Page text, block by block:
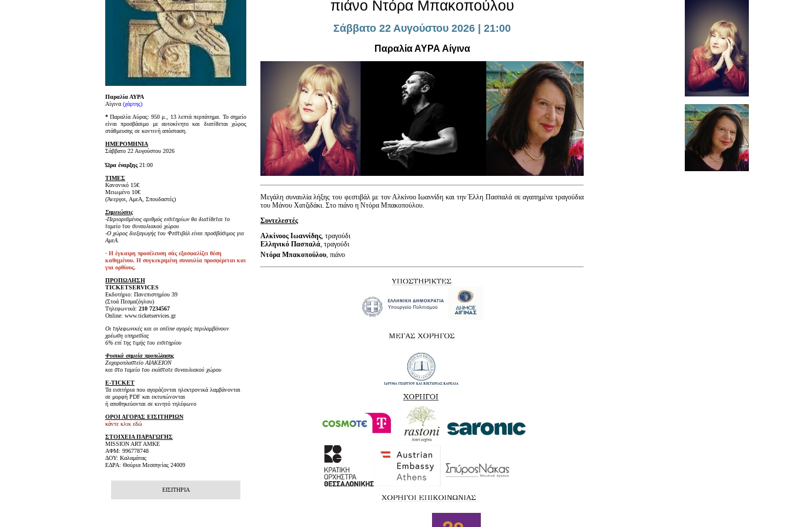
Είσοδος διαχειριστή
πιάνο Ντόρα Μπακοπούλου
Σάββατο 22 Αυγούστου 2026 | 21:00
Παραλία ΑΥΡΑ Αίγινα
Μεγάλη συναυλία λήξης του φεστιβάλ με τον Αλκίνοο Ιωαννίδη και την Έλλη Πασπαλά σε αγαπημένα τραγούδια
του Μάνου Χατζιδάκι. Στο πιάνο η Ντόρα Μπακοπούλου.
Συντελεστές
Αλκίνοος Ιωαννίδης, τραγούδι
Ελληνικό Πασπαλά, τραγούδι
Ντόρα Μπακοπούλου, πιάνο
Παραλία ΑΥΡΑ
Αίγινα (χάρτης)
*Παραλία Αύρας: 950 μ., 13 λεπτά περπάτημα. Το σημείο
είναι προσβάσιμο με αυτοκίνητο και διατίθεται χώρος
στάθμευσης σε κοντινή απόσταση.
ΗΜΕΡΟΜΗΝΙΑ
Σάββατο 22 Αυγούστου 2026
Ώρα έναρξης 21:00
ΤΙΜΕΣ
Κανονικό 15€
Μειωμένο 10€
(Άνεργοι, ΑμεΑ, Σπουδαστές)
Σημειώσεις
-Περιορισμένος αριθμός εισιτηρίων θα διατίθεται το
ταμείο του συναυλιακού χώρου
-Ο χώρος διεξαγωγής του Φεστιβάλ είναι προσβάσιμος για
ΑμεΑ.
- Η έγκαιρη προσέλευση σάς εξασφαλίζει θέση
καθημένου. Η συγκεκριμένη συναυλία προσφέρεται και
για ορθίους.
ΠΡΟΠΩΛΗΣΗ
TICKETSERVICES
Εκδοτήριο: Πανεπιστημίου 39
(Στοά Πεσμαζόγλου)
Τηλεφωνικά: 210 7234567
Online: www.ticketservices.gr
Οι τηλεφωνικές και οι online αγορές περιλαμβάνουν
χρέωση υπηρεσίας
6% επί της τιμής του εισιτηρίου
Φυσικά σημεία προπώλησης
Ζαχαροπλαστείο ΑΙΑΚΕΙΟΝ
και στο ταμείο του εκάστοτε συναυλιακού χώρου
E-TICKET
Τα εισιτήρια που αγοράζονται ηλεκτρονικά λαμβάνονται
σε μορφή PDF και εκτυπώνονται
ή αποθηκεύονται σε κινητό τηλέφωνο
ΟΡΟΙ ΑΓΟΡΑΣ ΕΙΣΙΤΗΡΙΩΝ
κάντε κλικ εδώ
ΣΤΟΙΧΕΙΑ ΠΑΡΑΓΩΓΗΣ
MISSION ART AMKE
ΑΦΜ: 996778748
ΔΟΥ: Καλαμάτας
ΕΔΡΑ: Θούρια Μεσσηνίας 24009
ΕΙΣΙΤΗΡΙΑ